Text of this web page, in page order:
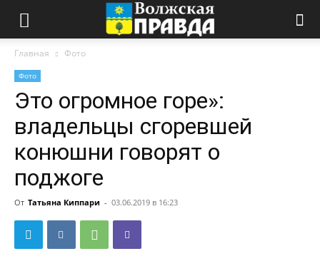
Главная Фото
Фото
Это огромное горе»:
владельцы сгоревшей
конюшни говорят о
поджоге
От Татьяна Киппари - 03.06.2019 в 16:23